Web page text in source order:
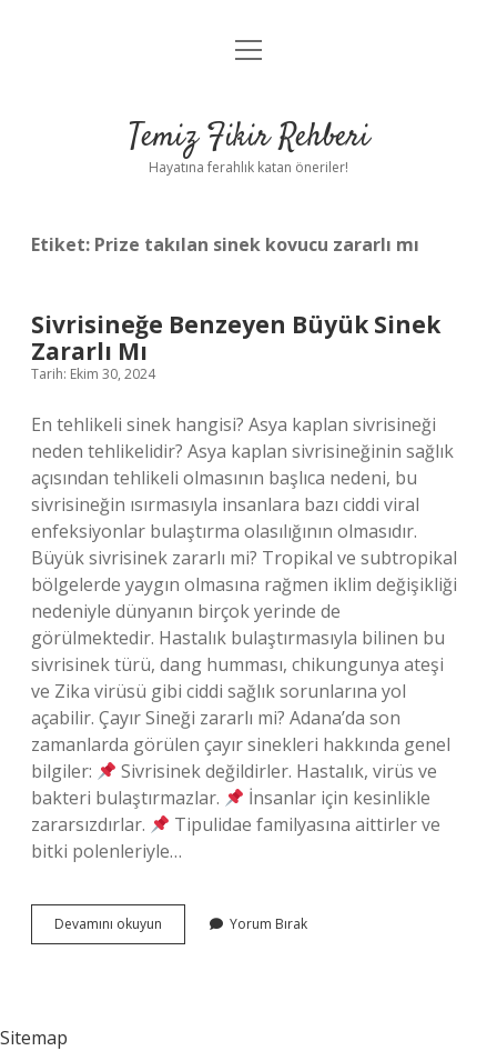
Anasayfa
Yasal Uyarı
menüyü
Temiz Fikir Rehberi
Hayatına ferahlık katan öneriler!
Etiket: Prize takılan sinek kovucu zararlı mı
Sivrisineğe Benzeyen Büyük Sinek
Zararlı Mı
Tarih: Ekim 30, 2024
En tehlikeli sinek hangisi? Asya kaplan sivrisineği
neden tehlikelidir? Asya kaplan sivrisineğinin sağlık
açısından tehlikeli olmasının başlıca nedeni, bu
sivrisineğin ısırmasıyla insanlara bazı ciddi viral
enfeksiyonlar bulaştırma olasılığının olmasıdır.
Büyük sivrisinek zararlı mi? Tropikal ve subtropikal
bölgelerde yaygın olmasına rağmen iklim değişikliği
nedeniyle dünyanın birçok yerinde de
görülmektedir. Hastalık bulaştırmasıyla bilinen bu
sivrisinek türü, dang humması, chikungunya ateşi
ve Zika virüsü gibi ciddi sağlık sorunlarına yol
açabilir. Çayır Sineği zararlı mi? Adana’da son
zamanlarda görülen çayır sinekleri hakkında genel
bilgiler:
Sivrisinek değildirler. Hastalık, virüs ve
bakteri bulaştırmazlar.
İnsanlar için kesinlikle
zararsızdırlar.
Tipulidae familyasına aittirler ve
bitki polenleriyle…
Devamını okuyun Sivrisineğe
Benzeyen
Yorum Bırak
Sitemap